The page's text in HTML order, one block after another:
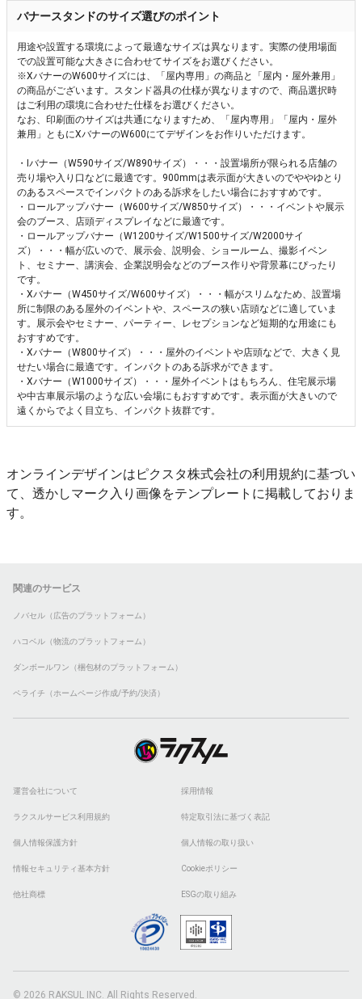
バナースタンドのサイズ選びのポイント
用途や設置する環境によって最適なサイズは異なります。実際の使用場面
での設置可能な大きさに合わせてサイズをお選びください。
※XバナーのW600サイズには、「屋内専用」の商品と「屋内・屋外兼用」
の商品がございます。スタンド器具の仕様が異なりますので、商品選択時
はご利用の環境に合わせた仕様をお選びください。
なお、印刷面のサイズは共通になりますため、「屋内専用」「屋内・屋外
兼用」ともにXバナーのW600にてデザインをお作りいただけます。
・Iバナー（W590サイズ/W890サイズ）・・・設置場所が限られる店舗の
売り場や入り口などに最適です。900mmは表示面が大きいのでややゆとり
のあるスペースでインパクトのある訴求をしたい場合におすすめです。
・ロールアップバナー（W600サイズ/W850サイズ）・・・イベントや展示
会のブース、店頭ディスプレイなどに最適です。
・ロールアップバナー（W1200サイズ/W1500サイズ/W2000サイ
ズ）・・・幅が広いので、展示会、説明会、ショールーム、撮影イベン
ト、セミナー、講演会、企業説明会などのブース作りや背景幕にぴったり
です。
・Xバナー（W450サイズ/W600サイズ）・・・幅がスリムなため、設置場
所に制限のある屋外のイベントや、スペースの狭い店頭などに適していま
す。展示会やセミナー、パーティー、レセプションなど短期的な用途にも
おすすめです。
・Xバナー（W800サイズ）・・・屋外のイベントや店頭などで、大きく見
せたい場合に最適です。インパクトのある訴求ができます。
・Xバナー（W1000サイズ）・・・屋外イベントはもちろん、住宅展示場
や中古車展示場のような広い会場にもおすすめです。表示面が大きいので
遠くからでよく目立ち、インパクト抜群です。
オンラインデザインはピクスタ株式会社の利用規約に基づい
て、透かしマーク入り画像をテンプレートに掲載しておりま
す。
関連のサービス
ノバセル（広告のプラットフォーム）
ハコベル（物流のプラットフォーム）
ダンボールワン（梱包材のプラットフォーム）
ペライチ（ホームページ作成/予約/決済）
運営会社について 採用情報
ラクスルサービス利用規約 特定取引法に基づく表記
個人情報保護方針 個人情報の取り扱い
情報セキュリティ基本方針 Cookieポリシー
他社商標 ESGの取り組み
© 2026 RAKSUL INC. All Rights Reserved.